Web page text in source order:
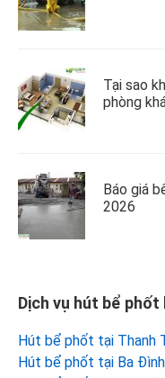
Tại sao
phòng
Báo giá
2026
Dịch vụ hút bể phốt
Hút bể phốt tại Thanh
Hút bể phốt tại Ba Đình